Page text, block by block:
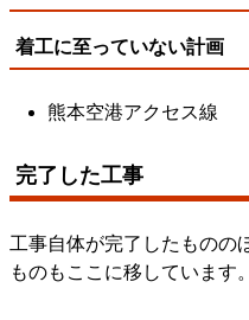
着工に至っていない計画
熊本空港アクセス線
完了した工事
工事自体が完了したものの
ものもここに移しています。